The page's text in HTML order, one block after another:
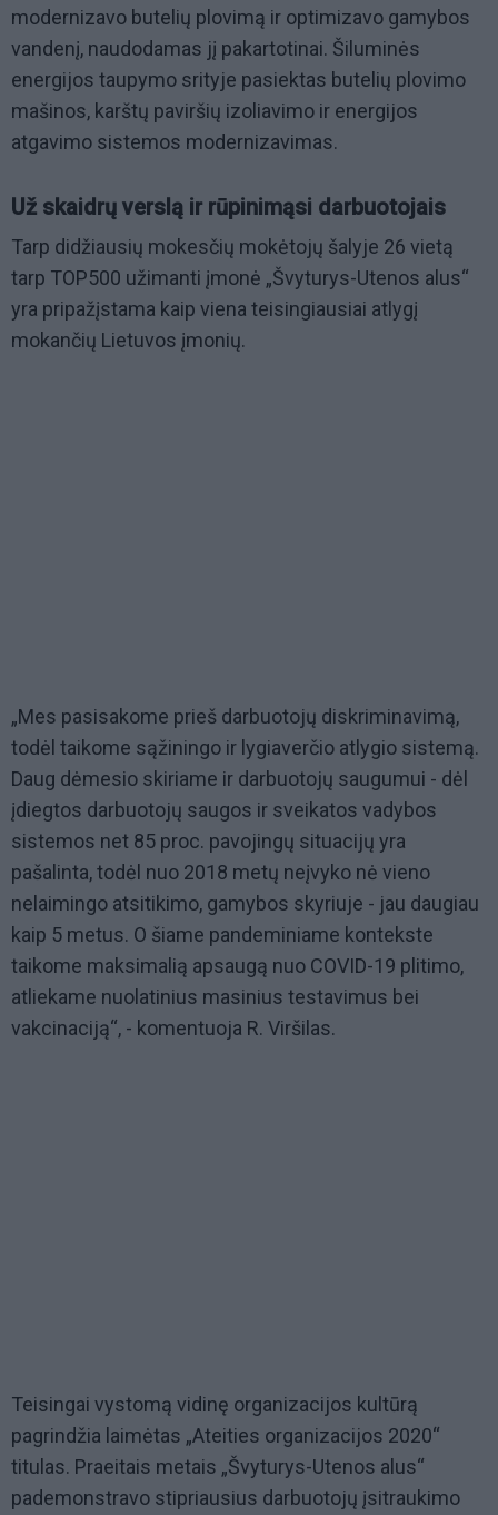
modernizavo butelių plovimą ir optimizavo gamybos
vandenį, naudodamas jį pakartotinai. Šiluminės
energijos taupymo srityje pasiektas butelių plovimo
mašinos, karštų paviršių izoliavimo ir energijos
atgavimo sistemos modernizavimas.
Už skaidrų verslą ir rūpinimąsi darbuotojais
Tarp didžiausių mokesčių mokėtojų šalyje 26 vietą
tarp TOP500 užimanti įmonė „Švyturys-Utenos alus“
yra pripažįstama kaip viena teisingiausiai atlygį
mokančių Lietuvos įmonių.
„Mes pasisakome prieš darbuotojų diskriminavimą,
todėl taikome sąžiningo ir lygiaverčio atlygio sistemą.
Daug dėmesio skiriame ir darbuotojų saugumui - dėl
įdiegtos darbuotojų saugos ir sveikatos vadybos
sistemos net 85 proc. pavojingų situacijų yra
pašalinta, todėl nuo 2018 metų neįvyko nė vieno
nelaimingo atsitikimo, gamybos skyriuje - jau daugiau
kaip 5 metus. O šiame pandeminiame kontekste
taikome maksimalią apsaugą nuo COVID-19 plitimo,
atliekame nuolatinius masinius testavimus bei
vakcinaciją“, - komentuoja R. Viršilas.
Teisingai vystomą vidinę organizacijos kultūrą
pagrindžia laimėtas „Ateities organizacijos 2020“
titulas. Praeitais metais „Švyturys-Utenos alus“
pademonstravo stipriausius darbuotojų įsitraukimo